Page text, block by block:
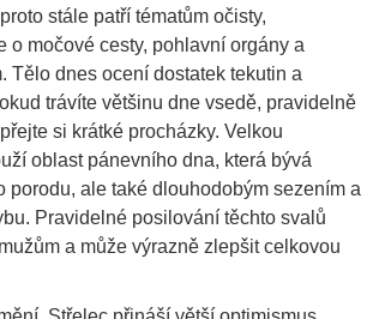
stále patří tématům očisty,
o močové cesty, pohlavní orgány a
Tělo dnes ocení dostatek tekutin a
trávíte většinu dne vsedě, pravidelně
si krátké procházky. Velkou
oblast pánevního dna, která bývá
porodu, ale také dlouhodobým sezením a
Pravidelné posilování těchto svalů
a může výrazně zlepšit celkovou